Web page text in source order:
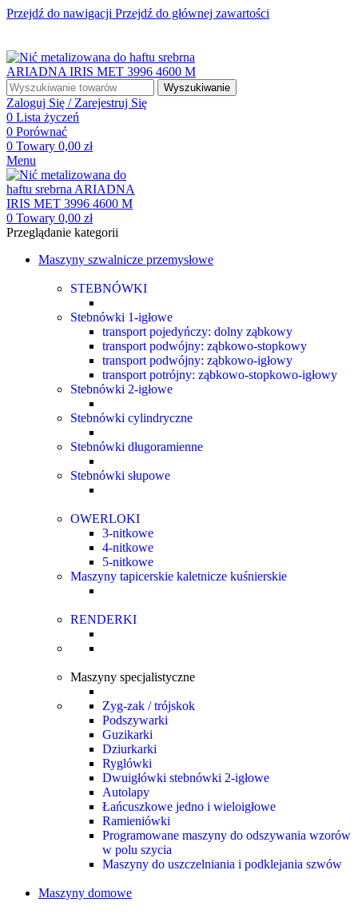
Przejdź do nawigacji Przejdź do głównej zawartości
Wyszukiwanie
Zaloguj Się / Zarejestruj Się
0 Lista życzeń
0 Porównać
0 Towary 0,00 zł
Menu
0 Towary 0,00 zł
Przeglądanie kategorii
Maszyny szwalnicze przemysłowe
STEBNÓWKI
Stebnówki 1-igłowe
transport pojedyńczy: dolny ząbkowy
transport podwójny: ząbkowo-stopkowy
transport podwójny: ząbkowo-igłowy
transport potrójny: ząbkowo-stopkowo-igłowy
Stebnówki 2-igłowe
Stebnówki cylindryczne
Stebnówki długoramienne
Stebnówki słupowe
OWERLOKI
3-nitkowe
4-nitkowe
5-nitkowe
Maszyny tapicerskie kaletnicze kuśnierskie
RENDERKI
Maszyny specjalistyczne
Zyg-zak / trójskok
Podszywarki
Guzikarki
Dziurkarki
Ryglówki
Dwuigłówki stebnówki 2-igłowe
Autolapy
Łańcuszkowe jedno i wieloigłowe
Ramieniówki
Programowane maszyny do odszywania wzorów
w polu szycia
Maszyny do uszczelniania i podklejania szwów
Maszyny domowe